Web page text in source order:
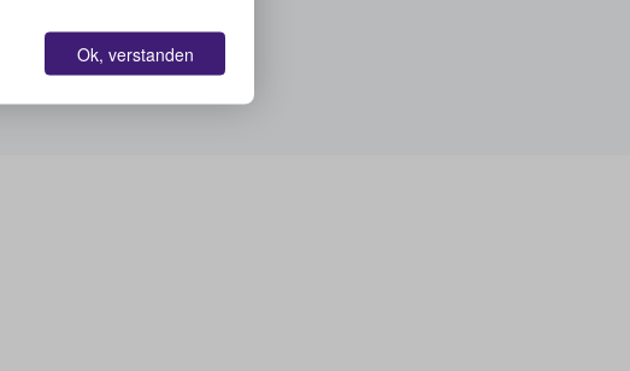
Ok, verstanden